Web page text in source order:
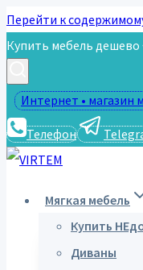
Перейти к
Купить мебель
Интернет • магазин
Телефон
Мягкая мебель
Купить
Диваны